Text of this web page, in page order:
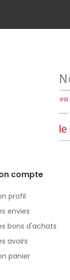
compte
profil
envies
bons d'achats
avoirs
panier